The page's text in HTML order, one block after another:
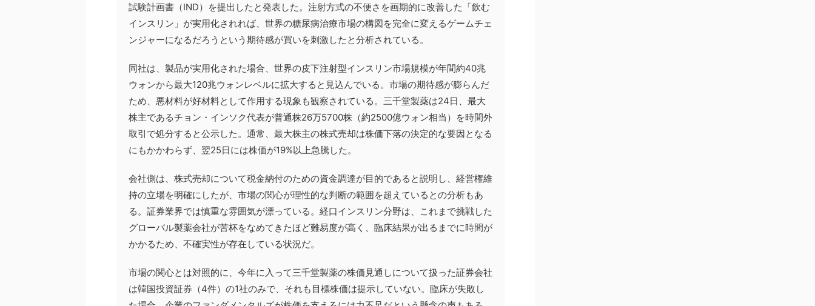
試験計画書（IND）を提出したと発表した。注射方式の不便さを画期的に改善した「飲む
インスリン」が実用化されれば、世界の糖尿病治療市場の構図を完全に変えるゲームチェ
ンジャーになるだろうという期待感が買いを刺激したと分析されている。
同社は、製品が実用化された場合、世界の皮下注射型インスリン市場規模が年間約40兆
ウォンから最大120兆ウォンレベルに拡大すると見込んでいる。市場の期待感が膨らんだ
ため、悪材料が好材料として作用する現象も観察されている。三千堂製薬は24日、最大
株主であるチョン・インソク代表が普通株26万5700株（約2500億ウォン相当）を時間外
取引で処分すると公示した。通常、最大株主の株式売却は株価下落の決定的な要因となる
にもかかわらず、翌25日には株価が19%以上急騰した。
会社側は、株式売却について税金納付のための資金調達が目的であると説明し、経営権維
持の立場を明確にしたが、市場の関心が理性的な判断の範囲を超えているとの分析もあ
る。証券業界では慎重な雰囲気が漂っている。経口インスリン分野は、これまで挑戦した
グローバル製薬会社が苦杯をなめてきたほど難易度が高く、臨床結果が出るまでに時間が
かかるため、不確実性が存在している状況だ。
市場の関心とは対照的に、今年に入って三千堂製薬の株価見通しについて扱った証券会社
は韓国投資証券（4件）の1社のみで、それも目標株価は提示していない。臨床が失敗し